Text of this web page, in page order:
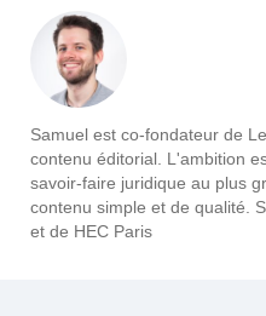
Samuel est co-fondateur de
contenu éditorial. L'ambition
savoir-faire juridique au plus
contenu simple et de qualité.
et de HEC Paris